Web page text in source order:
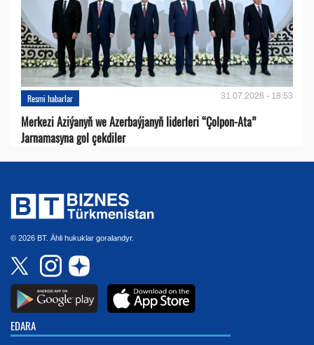
Resmi habarlar 31.07.2026 - 18:53
Merkezi Aziýanyň we Azerbaýjanyň liderleri “Çolpon-Ata”
Jarnamasyna gol çekdiler
© 2026 BT. Ähli hukuklar goralandyr.
EDARA